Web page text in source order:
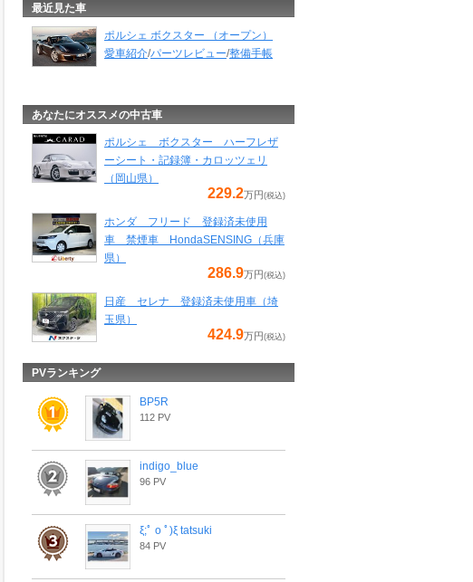
最近見た車
ポルシェ ボクスター （オープン）
愛車紹介/パーツレビュー/整備手帳
あなたにオススメの中古車
ポルシェ ボクスター ハーフレザ
ーシート・記録簿・カロッツェリ
（岡山県）
229.2万円 (税込)
ホンダ フリード 登録済未使用
車 禁煙車 HondaSENSING（兵庫
県）
286.9万円 (税込)
日産 セレナ 登録済未使用車（埼
玉県）
424.9万円 (税込)
PVランキング
BP5R
112 PV
indigo_blue
96 PV
ξ;ﾟ o ﾟ)ξ tatsuki
84 PV